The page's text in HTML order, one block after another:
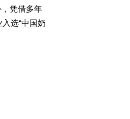
凭借多年
选“中国奶